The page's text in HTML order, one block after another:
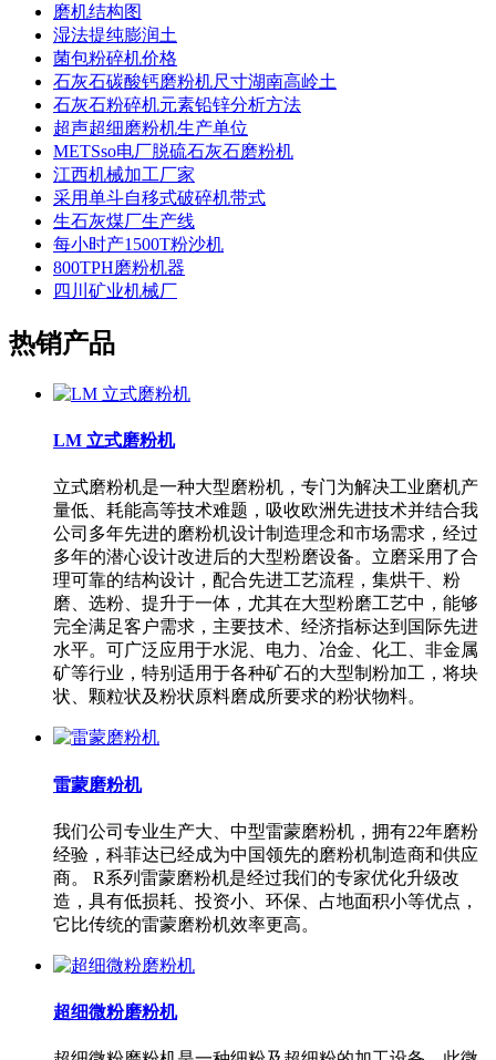
磨机结构图
湿法提纯膨润土
菌包粉碎机价格
石灰石碳酸钙磨粉机尺寸湖南高岭土
石灰石粉碎机元素铅锌分析方法
超声超细磨粉机生产单位
METSso电厂脱硫石灰石磨粉机
江西机械加工厂家
采用单斗自移式破碎机带式
生石灰煤厂生产线
每小时产1500T粉沙机
800TPH磨粉机器
四川矿业机械厂
热销产品
LM 立式磨粉机
立式磨粉机是一种大型磨粉机，专门为解决工业磨机产
量低、耗能高等技术难题，吸收欧洲先进技术并结合我
公司多年先进的磨粉机设计制造理念和市场需求，经过
多年的潜心设计改进后的大型粉磨设备。立磨采用了合
理可靠的结构设计，配合先进工艺流程，集烘干、粉
磨、选粉、提升于一体，尤其在大型粉磨工艺中，能够
完全满足客户需求，主要技术、经济指标达到国际先进
水平。可广泛应用于水泥、电力、冶金、化工、非金属
矿等行业，特别适用于各种矿石的大型制粉加工，将块
状、颗粒状及粉状原料磨成所要求的粉状物料。
雷蒙磨粉机
我们公司专业生产大、中型雷蒙磨粉机，拥有22年磨粉
经验，科菲达已经成为中国领先的磨粉机制造商和供应
商。 R系列雷蒙磨粉机是经过我们的专家优化升级改
造，具有低损耗、投资小、环保、占地面积小等优点，
它比传统的雷蒙磨粉机效率更高。
超细微粉磨粉机